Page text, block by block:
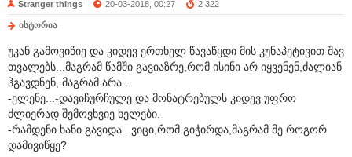
Stranger things 20-03-2018, 00:27 2 322
ისტორია
უკან გამოვიწიე და კიდევ ერთხელ წავაწყდი მის კუნაპეტივით შავ
თვალებს...მაგრამ წამში გავიაზრე,რომ ისინი არ იყვენენ,ძალიან
ჰგავდნენ, მაგრამ არა...
-ელენე...-დავიჩურჩულე და მონატრებულს კიდევ უფრო
ძლიერად შემოვხვიე ხელები.
-რამდენი ხანი გავიდა...ვიცი,რომ გიჭირდა,მაგრამ მე როგორ
დამივიწყე?